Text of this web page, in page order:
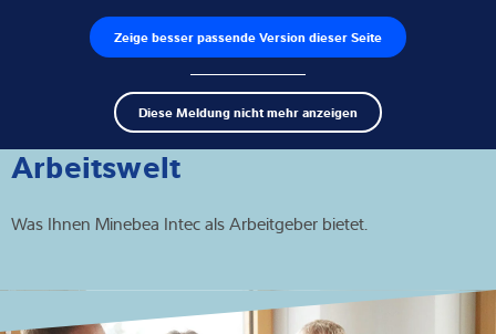
Zeige besser passende Version dieser Seite
Diese Meldung nicht mehr anzeigen
Produktfinder Jobs
Search
term
Wägeelektroniken
Arbeitswelt
Was Ihnen Minebea Intec als Arbeitgeber bietet.